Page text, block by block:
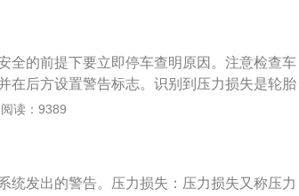
标准型轮胎：2.4至2.5bar；增强型轮胎：2.8
。所以当有轮胎超过3.0bar也会触发胎压监
加压再看，确定扎胎。
的速度差来监测轮胎压力。间接轮胎报警系统
测轮胎压力。3、轮胎智能监测系统（TPM
点。两个对角轮胎配有直接传感器和四轮间接
这种混合系统可以降低成本，克服间接系统不
全的前提下要立即停车查明原因。注意检查车
在后方设置警告标志。识别到压力损失是轮胎
轮胎内的气压不足导致的压力损失，这种情况
压异常，可以先用胎压报警清除键清除一下看
说明存在问题。
阅读：9389
统发出的警告。压力损失：压力损失又称压力